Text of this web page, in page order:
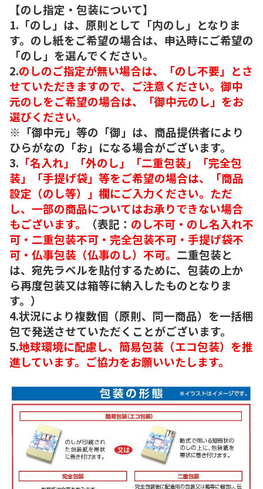
【のし指定・包装について】
1.「のし」は、原則として「内のし」となりま
す。のし紙をご希望の場合は、申込時にご希望の
「のし」を選んでください。
2.のしのご指定が無い場合は、「のし不要」とさ
せていただきますので、ご注意ください。御中
元のしをご希望の場合は、「御中元のし」をお
選びください。
※「御中元」等の「御」は、商品提供者により
ひらがなの「お」になる場合がございます。
3. 「名入れ」「外のし」「二重包装」「完全包
装」「手提げ袋」等をご希望の場合は、「商品
設定（のし等）」欄にご入力ください。ただ
し、一部の商品についてはお承りできない場合
もございます。
（表記： のし不可・のし名入れ不
可・二重包装不可・完全包装不可・手提げ袋不
可・仏事包装（仏事のし）不可。 二重包装と
は、宛先ラベルを貼付するために、包装の上か
ら再度包装又は箱等に納入したものとなりま
す。）
4.状況により複数個（原則、同一商品）を一括梱
包で発送させていただくことがございます。
5.地球環境に配慮し、簡易包装（エコ包装）を推
進しています。ご協力をお願いいたします。